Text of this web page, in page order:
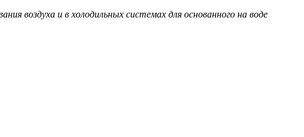
воздуха и в холодильных системах для основанного на воде